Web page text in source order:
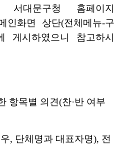
서대문구청 홈페이지
인화면 상단(전체메뉴-구
게시하였으니 참고하시
항목별 의견(찬·반 여부
, 단체명과 대표자명), 전